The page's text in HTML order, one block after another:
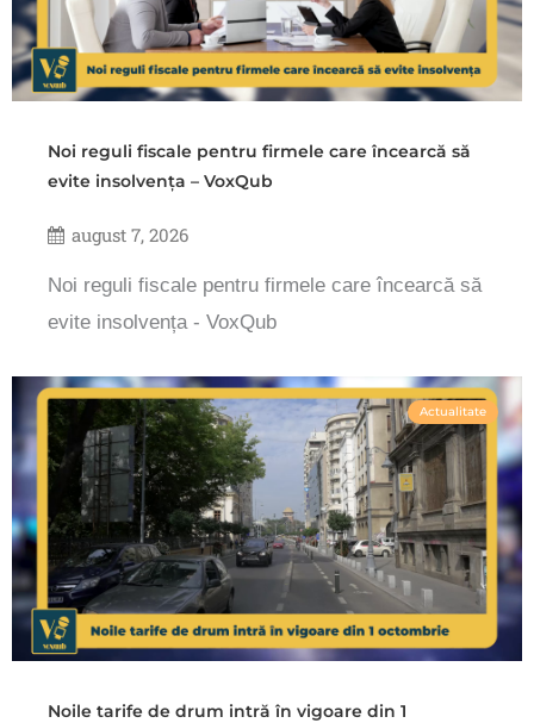
Noi reguli fiscale pentru firmele care încearcă să
evite insolvența – VoxQub
august 7, 2026
Noi reguli fiscale pentru firmele care încearcă să
evite insolvența - VoxQub
Actualitate
Noile tarife de drum intră în vigoare din 1